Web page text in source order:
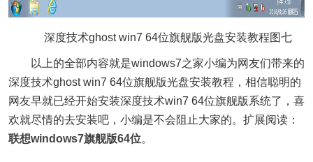
深度技术ghost win7 64位旗舰版光盘安装教程图七
以上的全部内容就是windows7之家小编为网友们带来的
深度技术ghost win7 64位旗舰版光盘安装教程，相信聪明的
网友早就已经开始安装深度技术win7 64位旗舰版系统了，喜
欢就尽情的去安装吧，小编是不会阻止大家的。扩展阅读：
联想windows7旗舰版64位。